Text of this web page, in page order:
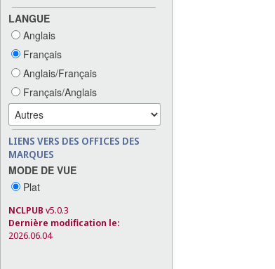
LANGUE
Anglais
Français
Anglais/Français
Français/Anglais
LIENS VERS DES OFFICES DES
MARQUES
MODE DE VUE
Plat
NCLPUB v5.0.3
Dernière modification le:
2026.06.04